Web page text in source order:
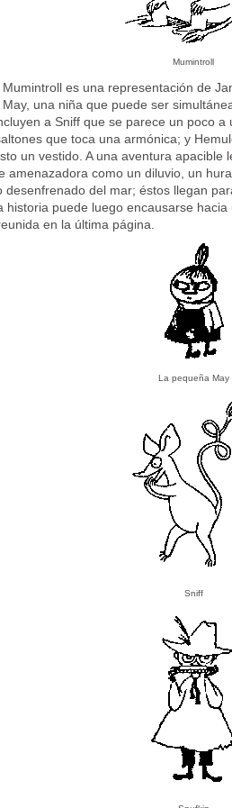
Mumintroll
Mumintroll es una representación de
una niña que puede ser
a Sniff que se parece un poco
que toca una armónica; y
un vestido. A una aventura apacible
amenazadora como un diluvio, un
desenfrenado del mar; éstos llegan
historia puede luego encausarse
en la última página.
La pequeña May
Sniff